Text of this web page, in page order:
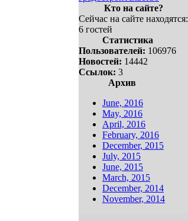
Кто на сайте?
Сейчас на сайте находятся:
6 гостей
Статистика
Пользователей: 106976
Новостей: 14442
Ссылок: 3
Архив
June, 2016
May, 2016
April, 2016
February, 2016
December, 2015
July, 2015
June, 2015
March, 2015
December, 2014
November, 2014